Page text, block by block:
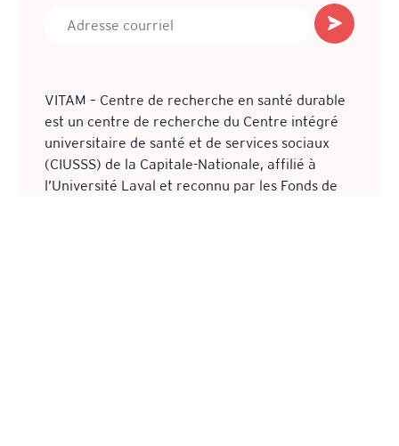
VITAM – Centre de recherche en santé durable
est un centre de recherche du Centre intégré
universitaire de santé et de services sociaux
(CIUSSS) de la Capitale-Nationale, affilié à
l’Université Laval et reconnu par les Fonds de
Ce site utilise des témoins (cookies) sur votre appareil.
informations afin d’améliorer et de personnaliser votre
ACCEPTER
GÉRER LES PRÉFÉRENCES